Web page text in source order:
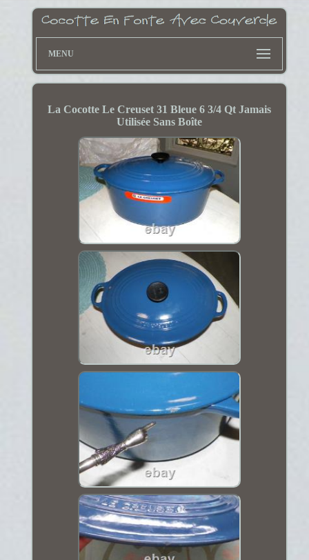
MENU
La Cocotte Le Creuset 31 Bleue 6 3/4 Qt Jamais
Utilisée Sans Boîte